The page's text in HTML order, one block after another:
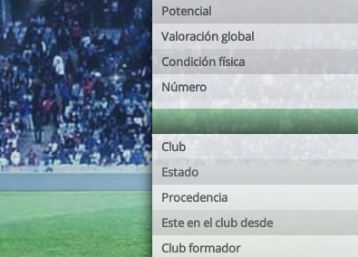
Potencial
Valoración global
Condición física
Número
Club
Estado
Procedencia
Este en el club desde
Club formador